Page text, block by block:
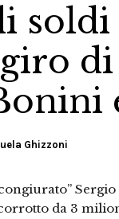
di
Ghizzoni
da 3